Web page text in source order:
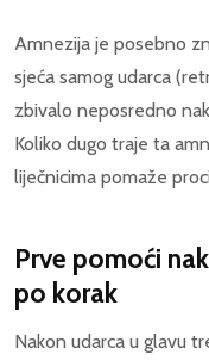
Amnezija je posebno
sjeća samog udarca
zbivalo neposredno
Koliko dugo traje ta
liječnicima pomaže
Prve pomoći
po korak
Nakon udarca u glavu